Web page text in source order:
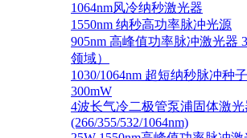
1064nm风冷纳秒激光器
1550nm 纳秒高功率脉冲光源
905nm 高峰值功率脉冲激光器
领域）
1030/1064nm 超短纳秒脉冲种
300mW
4波长气冷二极管泵浦固体激光
(266/355/532/1064nm)